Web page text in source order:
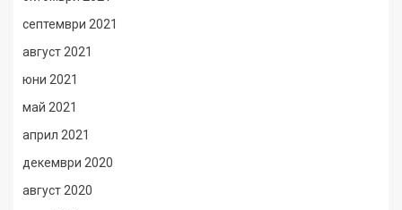
септември 2021
август 2021
юни 2021
май 2021
април 2021
декември 2020
август 2020